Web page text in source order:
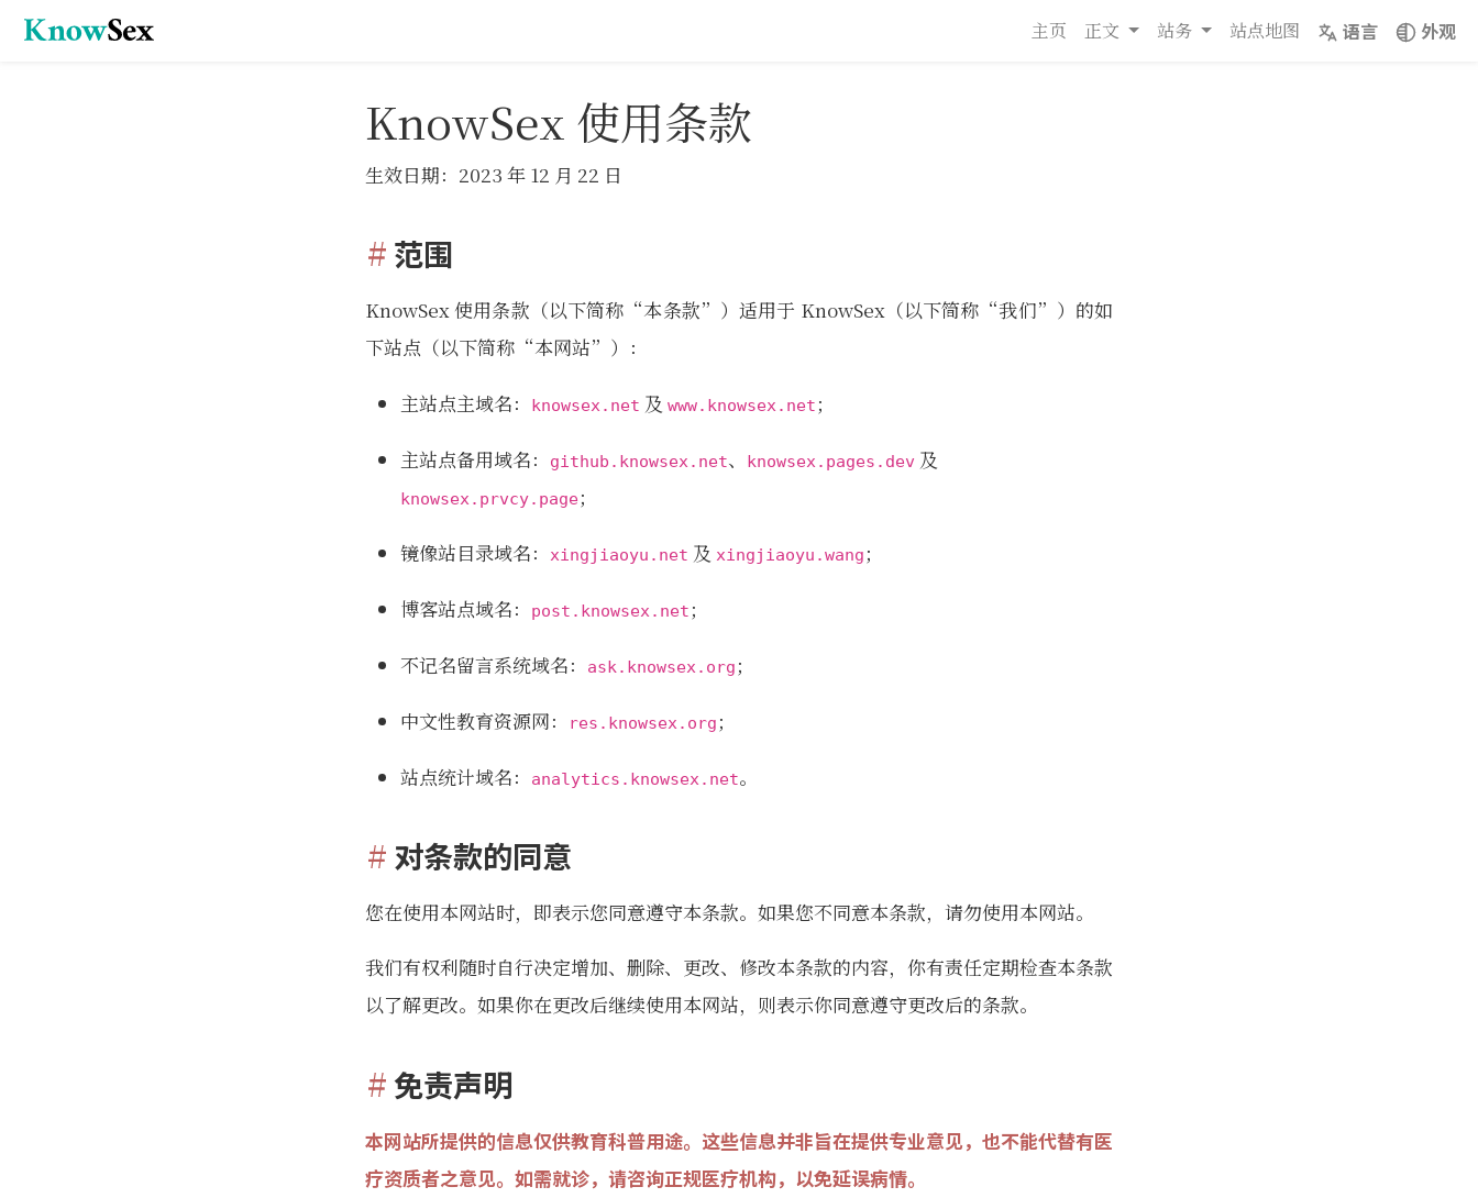
主页 正文 站务 站点地图 语言 外观
KnowSex 使用条款
生效日期：2023 年 12 月 22 日
范围
KnowSex 使用条款（以下简称“本条款”）适用于 KnowSex（以下简称“我们”）的如
下站点（以下简称“本网站”）：
主站点主域名： knowsex.net 及 www.knowsex.net ；
主站点备用域名： github.knowsex.net、 knowsex.pages.dev 及
knowsex.prvcy.page；
镜像站目录域名： xingjiaoyu.net 及 xingjiaoyu.wang ；
博客站点域名： post.knowsex.net ；
不记名留言系统域名： ask.knowsex.org ；
中文性教育资源网： res.knowsex.org ；
站点统计域名： analytics.knowsex.net。
对条款的同意
您在使用本网站时，即表示您同意遵守本条款。如果您不同意本条款，请勿使用本网站。
我们有权利随时自行决定增加、删除、更改、修改本条款的内容，你有责任定期检查本条款
以了解更改。如果你在更改后继续使用本网站，则表示你同意遵守更改后的条款。
免责声明
本网站所提供的信息仅供教育科普用途。这些信息并非旨在提供专业意见，也不能代替有医
疗资质者之意见。如需就诊，请咨询正规医疗机构，以免延误病情。